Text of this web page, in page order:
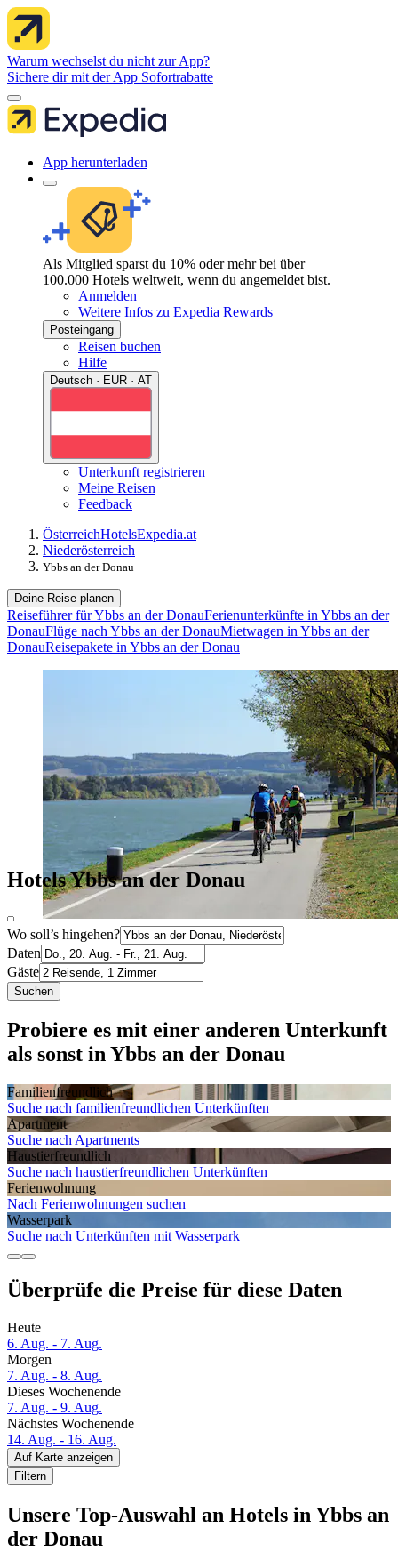
Warum wechselst du nicht zur App?
Sichere dir mit der App Sofortrabatte
App herunterladen
Als Mitglied sparst du 10% oder mehr bei über
100.000 Hotels weltweit, wenn du angemeldet bist.
Anmelden
Weitere Infos zu Expedia Rewards
Posteingang
Reisen buchen
Hilfe
Deutsch · EUR · AT
Unterkunft registrieren
Meine Reisen
Feedback
ÖsterreichHotelsExpedia.at
Niederösterreich
Ybbs an der Donau
Deine Reise planen
Reiseführer für Ybbs an der DonauFerienunterkünfte in Ybbs an der
DonauFlüge nach Ybbs an der DonauMietwagen in Ybbs an der
DonauReisepakete in Ybbs an der Donau
Hotels Ybbs an der Donau
Wo soll’s hingehen?
Daten
Gäste
Suchen
Probiere es mit einer anderen Unterkunft
als sonst in Ybbs an der Donau
Familien­freundlich
Suche nach familienfreundlichen Unterkünften
Apartment
Suche nach Apartments
Haustier­freundlich
Suche nach haustierfreundlichen Unterkünften
Ferien­wohnung
Nach Ferienwohnungen suchen
Wasserpark
Suche nach Unterkünften mit Wasserpark
Überprüfe die Preise für diese Daten
Heute
6. Aug. - 7. Aug.
Morgen
7. Aug. - 8. Aug.
Dieses Wochenende
7. Aug. - 9. Aug.
Nächstes Wochenende
14. Aug. - 16. Aug.
Auf Karte anzeigen
Filtern
Unsere Top-Auswahl an Hotels in Ybbs an
der Donau